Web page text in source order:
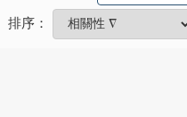
排序：